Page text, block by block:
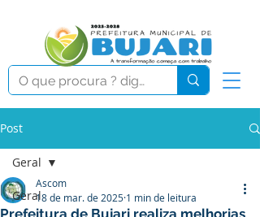
Post
Geral
Geral
Prefeitura de Bujari realiza melhorias
Ascom
18 de mar. de 2025 1 min de leitura